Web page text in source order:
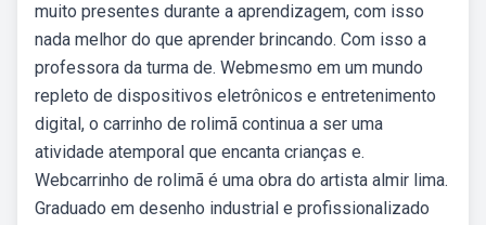
muito presentes durante a aprendizagem, com isso
nada melhor do que aprender brincando. Com isso a
professora da turma de. Webmesmo em um mundo
repleto de dispositivos eletrônicos e entretenimento
digital, o carrinho de rolimã continua a ser uma
atividade atemporal que encanta crianças e.
Webcarrinho de rolimã é uma obra do artista almir lima.
Graduado em desenho industrial e profissionalizado